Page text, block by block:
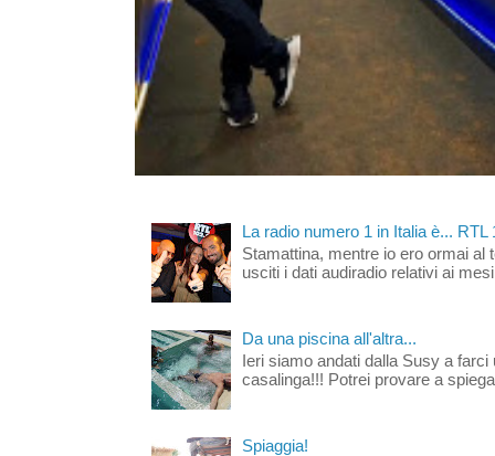
La radio numero 1 in Italia è... RTL
Stamattina, mentre io ero ormai al
usciti i dati audiradio relativi ai
Da una piscina all'altra...
Ieri siamo andati dalla Susy a
casalinga!!! Potrei provare a
Spiaggia!